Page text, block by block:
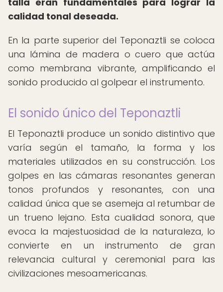
calidad tonal deseada.
En la parte superior del Teponaztli se coloca
una lámina de madera o cuero que actúa
como membrana vibrante, amplificando el
sonido producido al golpear el instrumento.
El sonido único del Teponaztli
El Teponaztli produce un sonido distintivo que
varía según el tamaño, la forma y los
materiales utilizados en su construcción. Los
golpes en las cámaras resonantes generan
tonos profundos y resonantes, con una
calidad única que se asemeja al retumbar de
un trueno lejano. Esta cualidad sonora, que
evoca la majestuosidad de la naturaleza, lo
convierte en un instrumento de gran
relevancia cultural y ceremonial para las
civilizaciones mesoamericanas.